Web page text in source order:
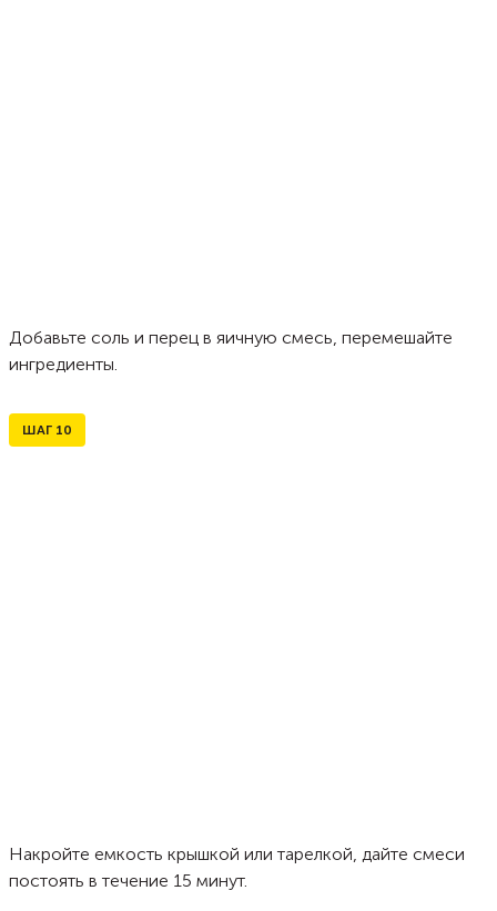
Добавьте соль и перец в яичную смесь, перемешайте
ингредиенты.
ШАГ 10
Накройте емкость крышкой или тарелкой, дайте смеси
постоять в течение 15 минут.